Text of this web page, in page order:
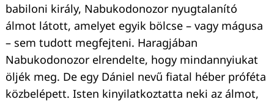
babiloni király, Nabukodonozor nyugtalanító
álmot látott, amelyet egyik bölcse – vagy mágusa
– sem tudott megfejteni. Haragjában
Nabukodonozor elrendelte, hogy mindannyiukat
öljék meg. De egy Dániel nevű fiatal héber próféta
közbelépett. Isten kinyilatkoztatta neki az álmot,